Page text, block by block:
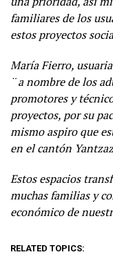
familiares de los
estos proyectos
María Fierro,
¨ a nombre de los
promotores y
proyectos, por su
mismo aspiro que
en el cantón
Estos espacios
muchas familias y
económico de
RELATED TOPICS: